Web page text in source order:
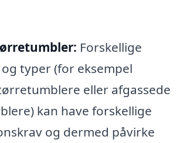
Forskellige
typer (for eksempel
eller afgassede
kan have forskellige
og dermed påvirke